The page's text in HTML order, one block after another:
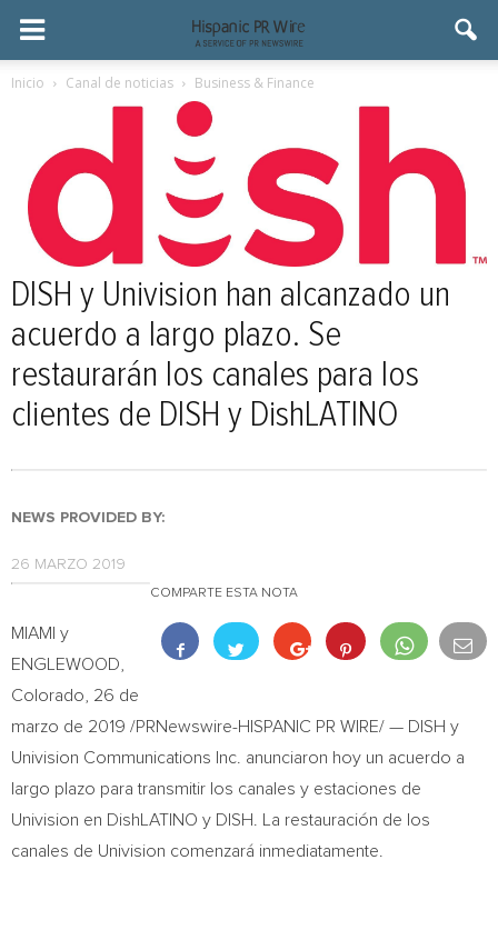
Inicio Canal de noticias Business & Finance
DISH y Univision han alcanzado un
acuerdo a largo plazo. Se
restaurarán los canales para los
clientes de DISH y DishLATINO
NEWS PROVIDED BY:
26 MARZO 2019
COMPARTE ESTA NOTA
MIAMI y
ENGLEWOOD,
Colorado
26 de
marzo de 2019 /PRNewswire-HISPANIC PR WIRE/ — DISH y
Univision Communications Inc. anunciaron hoy un acuerdo a
largo plazo para transmitir los canales y estaciones de
Univision en DishLATINO y DISH. La restauración de los
canales de Univision comenzará inmediatamente.